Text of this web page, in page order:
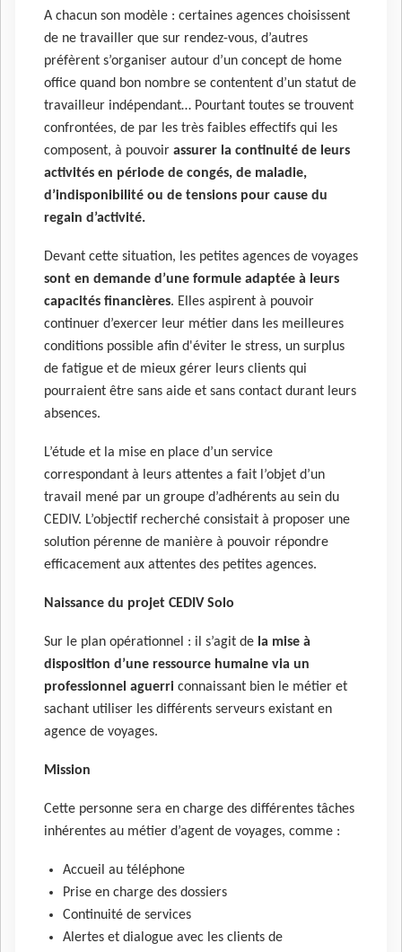
A chacun son modèle : certaines agences choisissent
de ne travailler que sur rendez-vous, d’autres
préfèrent s’organiser autour d’un concept de home
office quand bon nombre se contentent d’un statut de
travailleur indépendant… Pourtant toutes se trouvent
confrontées, de par les très faibles effectifs qui les
composent, à pouvoir assurer la continuité de leurs
activités en période de congés, de maladie,
d’indisponibilité ou de tensions pour cause du
regain d’activité.
Devant cette situation, les petites agences de voyages
sont en demande d’une formule adaptée à leurs
capacités financières. Elles aspirent à pouvoir
continuer d’exercer leur métier dans les meilleures
conditions possible afin d'éviter le stress, un surplus
de fatigue et de mieux gérer leurs clients qui
pourraient être sans aide et sans contact durant leurs
absences.
L’étude et la mise en place d’un service
correspondant à leurs attentes a fait l’objet d’un
travail mené par un groupe d’adhérents au sein du
CEDIV. L’objectif recherché consistait à proposer une
solution pérenne de manière à pouvoir répondre
efficacement aux attentes des petites agences.
Naissance du projet CEDIV Solo
Sur le plan opérationnel : il s’agit de la mise à
disposition d’une ressource humaine via un
professionnel aguerri connaissant bien le métier et
sachant utiliser les différents serveurs existant en
agence de voyages.
Mission
Cette personne sera en charge des différentes tâches
inhérentes au métier d’agent de voyages, comme :
Accueil au téléphone
Prise en charge des dossiers
Continuité de services
Alertes et dialogue avec les clients de